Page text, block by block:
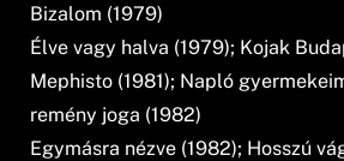
Bizalom (1979)
Élve vagy halva (1979); Kojak
Mephisto (1981); Napló
remény joga (1982)
Egymásra nézve (1982); Hosszú